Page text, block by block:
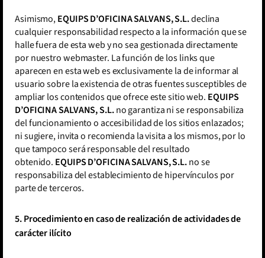
Asimismo,EQUIPS D’OFICINA SALVANS, S.L.declina
cualquier responsabilidad respecto a la información que se
halle fuera de esta web y no sea gestionada directamente
por nuestro webmaster. La función de los links que
aparecen en esta web es exclusivamente la de informar al
usuario sobre la existencia de otras fuentes susceptibles de
ampliar los contenidos que ofrece este sitio web. EQUIPS
D’OFICINA SALVANS, S.L.no garantiza ni se responsabiliza
del funcionamiento o accesibilidad de los sitios enlazados;
ni sugiere, invita o recomienda la visita a los mismos, por lo
que tampoco será responsable del resultado
obtenido. EQUIPS D’OFICINA SALVANS, S.L.no se
responsabiliza del establecimiento de hipervínculos por
parte de terceros.
5. Procedimiento en caso de realización de actividades de
carácter ilícito